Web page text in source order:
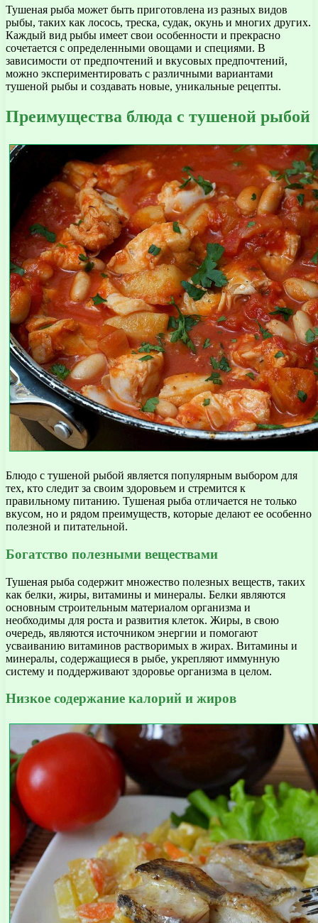
Тушеная рыба может быть приготовлена из разных видов
рыбы, таких как лосось, треска, судак, окунь и многих других.
Каждый вид рыбы имеет свои особенности и прекрасно
сочетается с определенными овощами и специями. В
зависимости от предпочтений и вкусовых предпочтений,
можно экспериментировать с различными вариантами
тушеной рыбы и создавать новые, уникальные рецепты.
Преимущества блюда с тушеной рыбой
Блюдо с тушеной рыбой является популярным выбором для
тех, кто следит за своим здоровьем и стремится к
правильному питанию. Тушеная рыба отличается не только
вкусом, но и рядом преимуществ, которые делают ее особенно
полезной и питательной.
Богатство полезными веществами
Тушеная рыба содержит множество полезных веществ, таких
как белки, жиры, витамины и минералы. Белки являются
основным строительным материалом организма и
необходимы для роста и развития клеток. Жиры, в свою
очередь, являются источником энергии и помогают
усваиванию витаминов растворимых в жирах. Витамины и
минералы, содержащиеся в рыбе, укрепляют иммунную
систему и поддерживают здоровье организма в целом.
Низкое содержание калорий и жиров